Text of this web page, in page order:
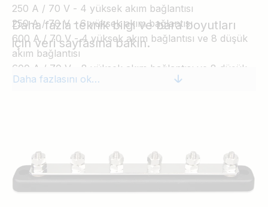
250 A / 70 V - 4 yüksek akım bağlantısı
250 A / 70 V - 6 yüksek akım bağlantısı
600 A / 70 V - 4 yüksek akım bağlantısı ve 8 düşük
akım bağlantısı
600 A / 70 V - 8 yüksek akım bağlantısı ve 8 düşük
akım bağlantısı
Daha fazla teknik bilgi ve bara boyutları
için veri sayfasına bakın.
Daha fazlasını okuyun